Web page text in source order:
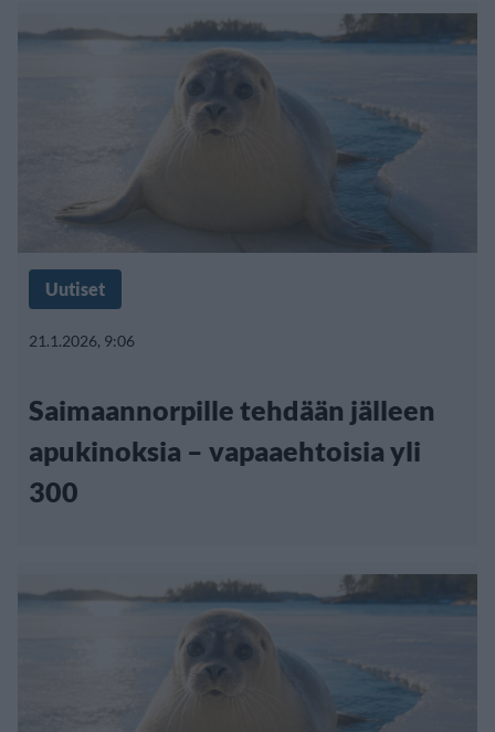
Uutiset
21.1.2026, 9:06
Saimaannorpille tehdään jälleen
apukinoksia – vapaaehtoisia yli
300